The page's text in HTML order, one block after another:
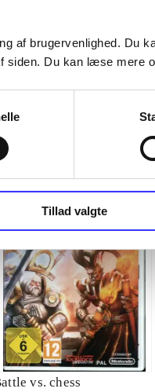
af brugervenlighed. Du
Du kan læse mere
Tillad valgte
vs. chess